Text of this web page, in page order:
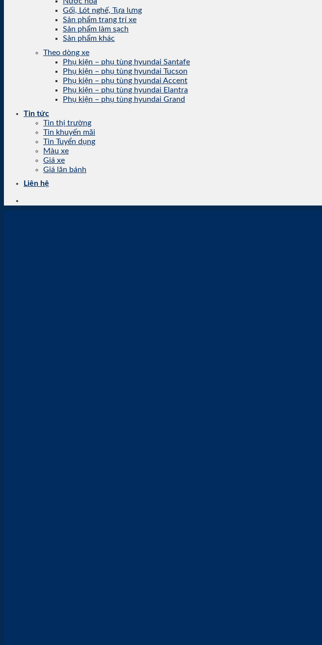
Gối, Lót nghế, Tựa lưng
Sản phẩm trang trí xe
Sản phẩm làm sạch
Sản phẩm khác
Theo dòng xe
Phụ kiện – phụ tùng hyundai Santafe
Phụ kiện – phụ tùng hyundai Tucson
Phụ kiện – phụ tùng hyundai Accent
Phụ kiện – phụ tùng hyundai Elantra
Phụ kiện – phụ tùng hyundai Grand
Tin tức
Tin thị trường
Tin khuyến mãi
Tin Tuyển dụng
Màu xe
Giá xe
Giá lăn bánh
Liên hệ